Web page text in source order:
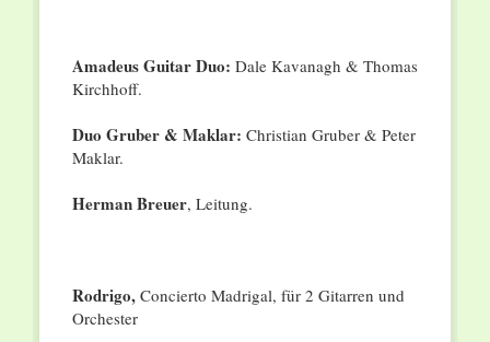
Amadeus Guitar Duo: Dale Kavanagh & Thomas
Kirchhoff.
Duo Gruber & Maklar: Christian Gruber & Peter
Maklar.
Herman Breuer, Leitung.
Rodrigo, Concierto Madrigal, für 2 Gitarren und
Orchester